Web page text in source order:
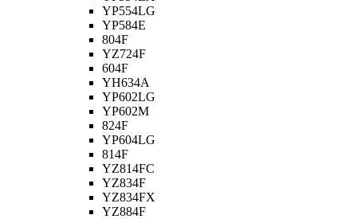
YP554LG
YP584E
804F
YZ724F
604F
YH634A
YP602LG
YP602M
824F
YP604LG
814F
YZ814FC
YZ834F
YZ834FX
YZ884F